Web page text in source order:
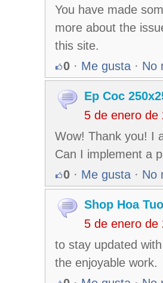
You have made
more about the
this site.
0 · Me gusta · No
Ep Coc
5 de enero de
Wow! Thank you! I
Can I implement a
0 · Me gusta · No
Shop Hoa
5 de enero de
to stay updated
the enjoyable work.